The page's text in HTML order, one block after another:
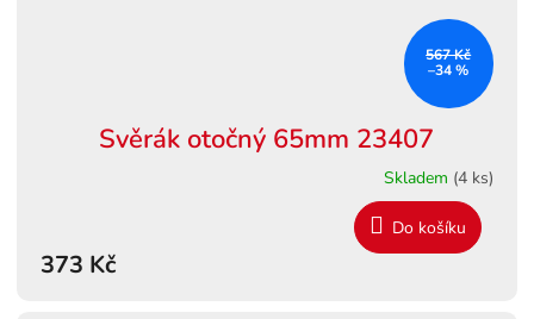
567 Kč
–34 %
Svěrák otočný 65mm 23407
Skladem (4 ks)
373 Kč
Do košíku